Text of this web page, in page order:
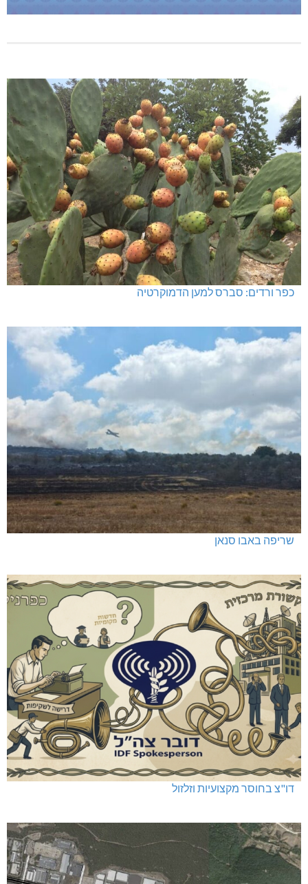
כפר ורדים: סברס למען הדמוקרטיה
שריפה באבו סנאן
דו"צ בחוסר מקצועיות וזלזול